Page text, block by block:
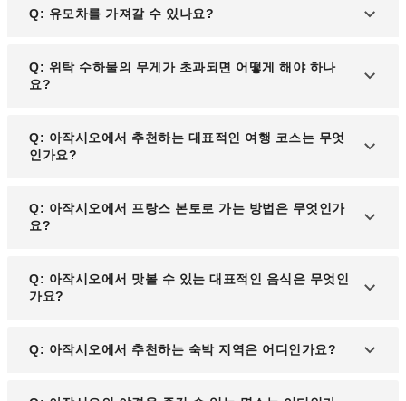
A: 수하물이 나오지 않는 경우, 가장 먼저 공항 내 수
에서 제공하는 분실 신고서를 작성하고 연락처, 여권
번호, 가방의 특징과 내용물을 설명해야 합니다. 분실
하면 항공사에 환급을 요청할 수 있습니다.
Q: 유모차를 가져갈 수 있나요?
A: 대부분의 항공사는 유모차를 위탁 수하물로 맡길
수 있도록 허용하고 있으며, 일부 항공사는 탑승 게이
공하므로, 항공사 또는 공항 정보를 사전에 확인하는
것이 좋습니다.
Q: 위탁 수하물의 무게가 초과되면 어떻게 해야 하나
요?
A: 체크인 시 수하물이 무료 허용 범위를 초과하면,
초과 요금을 지불해야 합니다. 초과 요금은 항공사 및
다면, 일부 짐을 기내 반입 수하물로 옮기거나 가방
무게를 줄이는 것이 비용을 절약하는 방법이 될 수 있
Q: 아작시오에서 추천하는 대표적인 여행 코스는 무엇
인가요?
A: 아작시오 여행에서는 나폴레옹 보나파르트 생가
박물관을 시작으로, 팔레 피에쉬 궁전과 코르시카 박
감상할 수 있는 해양 투어도 추천할 만한 코스입니다.
Q: 아작시오에서 프랑스 본토로 가는 방법은 무엇인가
요?
A: 아작시오에서 프랑스 본토로 이동하려면 항공편
이나 페리를 이용할 수 있습니다. 파리, 마르세유, 니
Q: 아작시오에서 맛볼 수 있는 대표적인 음식은 무엇인
가요?
A: 아작시오에서는 코르시카 전통 요리인 샤를퀴트
Q: 아작시오에서 추천하는 숙박 지역은 어디인가요?
A: 아작시오에서 숙박하기 좋은 지역으로는 도심 지